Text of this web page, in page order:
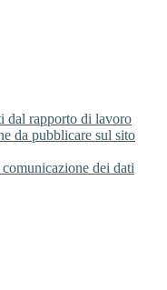
dal rapporto di lavoro
da pubblicare sul sito
dei dati